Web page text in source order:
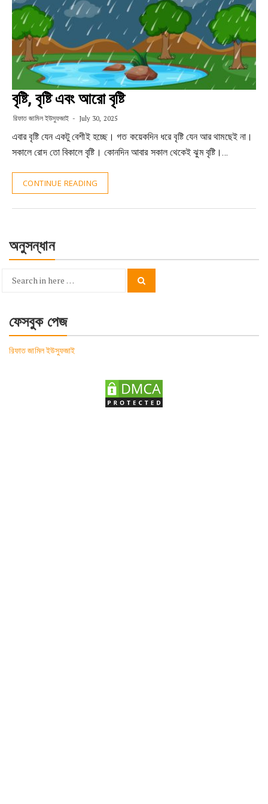
বৃষ্টি, বৃষ্টি এবং আরো বৃষ্টি
রিফাত জামিল ইউসুফজাই July 30, 2025
এবার বৃষ্টি যেন একটু বেশীই হচ্ছে। গত কয়েকদিন ধরে বৃষ্টি যেন আর থামছেই না।
সকালে রোদ তো বিকালে বৃষ্টি। কোনদিন আবার সকাল থেকেই ঝুম বৃষ্টি।…
CONTINUE READING
অনুসন্ধান
Search
ফেসবুক পেজ
রিফাত জামিল ইউসুফজাই